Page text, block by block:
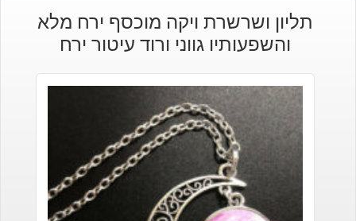
תליון ושרשרת ויקה מוכסף ירח מלא
והשפעותיו גווני ורוד עיטור ירח